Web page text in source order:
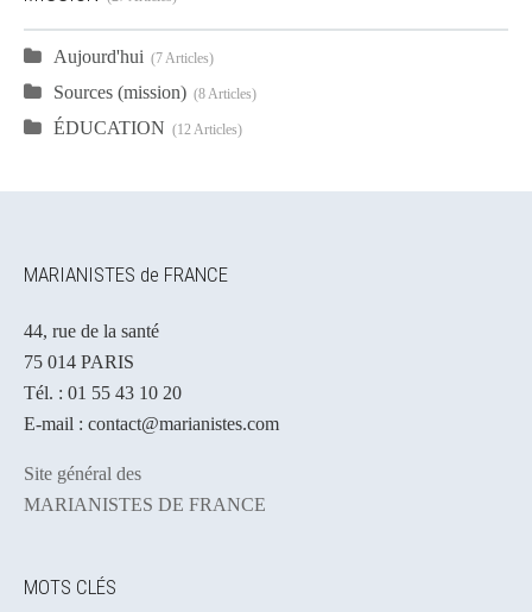
Aujourd'hui 7 Articles
Sources (mission) 8 Articles
ÉDUCATION 12 Articles
MARIANISTES de FRANCE
44, rue de la santé
75 014 PARIS
Tél. : 01 55 43 10 20
E-mail : contact@marianistes.com
Site général des
MARIANISTES DE FRANCE
MOTS CLÉS